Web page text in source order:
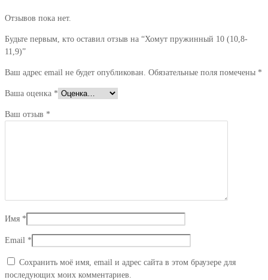
Отзывов пока нет.
Будьте первым, кто оставил отзыв на “Хомут пружинный 10 (10,8-
11,9)”
Ваш адрес email не будет опубликован. Обязательные поля помечены *
Ваша оценка *
Ваш отзыв *
Имя *
Email *
Сохранить моё имя, email и адрес сайта в этом браузере для
последующих моих комментариев.